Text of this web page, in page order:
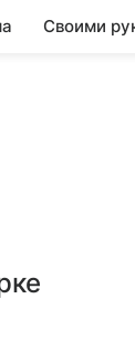
Своими